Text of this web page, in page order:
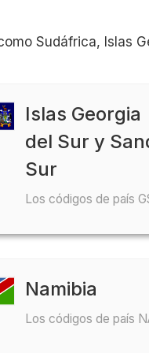
Sudáfrica, Islas
Islas Georgia
del Sur y
Sur
Los códigos de país
Namibia
Los códigos de país